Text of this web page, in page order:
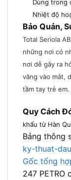
Dùng trong
Nhiệt độ
Bảo Quản,
Total Seriola
những nơi có
nơi dễ gây ra
văng vào mắt,
tầm tay trẻ em.
Quy Cách
khẩu từ Hàn
Bảng thông
ky-thuat-
Gốc tổng
247 PETRO